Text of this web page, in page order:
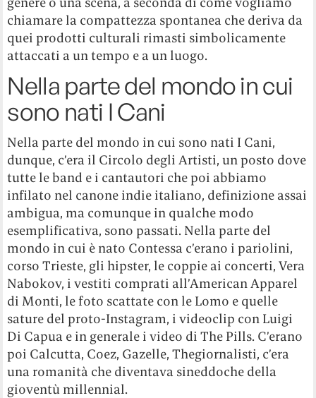
chiamare la compattezza spontanea che deriva da
quei prodotti culturali rimasti simbolicamente
attaccati a un tempo e a un luogo.
Nella parte del mondo in cui
sono nati I Cani
Nella parte del mondo in cui sono nati I Cani,
dunque, c’era il Circolo degli Artisti, un posto dove
tutte le band e i cantautori che poi abbiamo
infilato nel canone indie italiano, definizione assai
ambigua, ma comunque in qualche modo
esemplificativa, sono passati. Nella parte del
mondo in cui è nato Contessa c’erano i pariolini,
corso Trieste, gli hipster, le coppie ai concerti, Vera
Nabokov, i vestiti comprati all’American Apparel
di Monti, le foto scattate con le Lomo e quelle
sature del proto-Instagram, i videoclip con Luigi
Di Capua e in generale i video di The Pills. C’erano
poi Calcutta, Coez, Gazelle, Thegiornalisti, c’era
una romanità che diventava sineddoche della
gioventù millennial.